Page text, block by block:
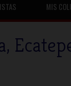
MIS